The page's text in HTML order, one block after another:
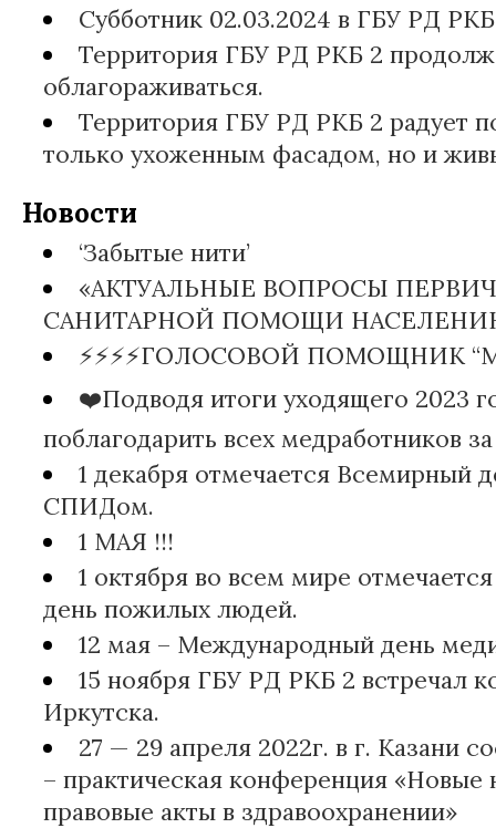
Субботник 02.03.2024 в ГБУ РД
Территория ГБУ РД РКБ 2
облагораживаться.
Территория ГБУ РД РКБ 2 радует
только ухоженным фасадом, но и
Новости
‘Забытые нити’
«АКТУАЛЬНЫЕ ВОПРОСЫ
САНИТАРНОЙ ПОМОЩИ
⚡️⚡️⚡️⚡️ГОЛОСОВОЙ ПОМОЩНИК
❤️Подводя итоги уходящего 2023
поблагодарить всех медработников
1 декабря отмечается Всемирный
СПИДом.
1 МАЯ !!!
1 октября во всем мире
день пожилых людей.
12 мая – Международный день
15 ноября ГБУ РД РКБ 2 встречал
Иркутска.
27 — 29 апреля 2022г. в г. Казани
– практическая конференция «Новые
правовые акты в здравоохранении»